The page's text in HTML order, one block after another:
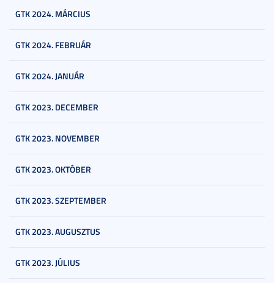
GTK 2024. MÁRCIUS
GTK 2024. FEBRUÁR
GTK 2024. JANUÁR
GTK 2023. DECEMBER
GTK 2023. NOVEMBER
GTK 2023. OKTÓBER
GTK 2023. SZEPTEMBER
GTK 2023. AUGUSZTUS
GTK 2023. JÚLIUS